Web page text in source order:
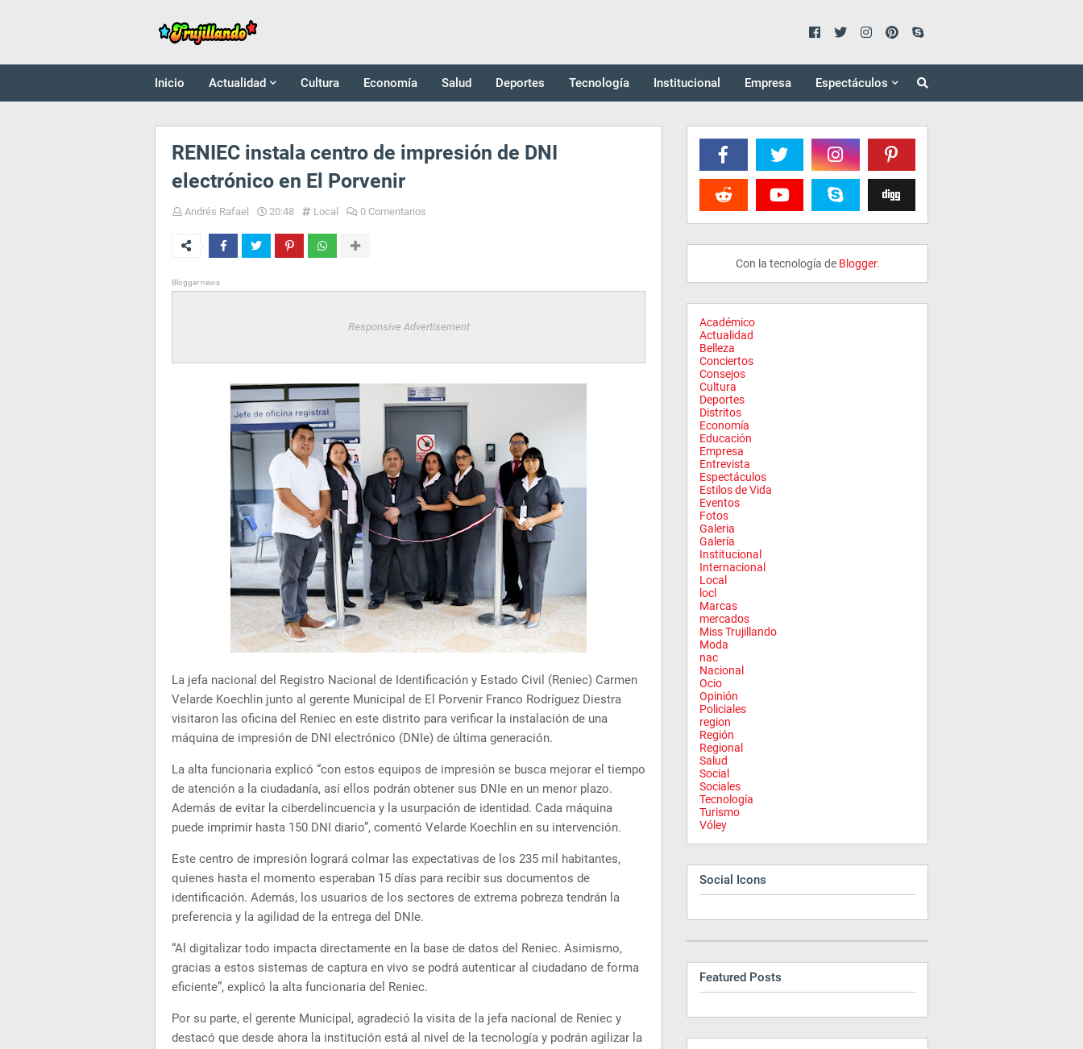
Inicio Actualidad Cultura Economía Salud Deportes Tecnología Institucional Empresa Espectáculos
RENIEC instala centro de impresión de DNI
electrónico en El Porvenir
Andrés Rafael 20:48 Local 0 Comentarios
Blogger news
Responsive Advertisement
La jefa nacional del Registro Nacional de Identificación y Estado Civil (Reniec) Carmen
Velarde Koechlin junto al gerente Municipal de El Porvenir Franco Rodríguez Diestra
visitaron las oficina del Reniec en este distrito para verificar la instalación de una
máquina de impresión de DNI electrónico (DNIe) de última generación.
La alta funcionaria explicó “con estos equipos de impresión se busca mejorar el tiempo
de atención a la ciudadanía, así ellos podrán obtener sus DNIe en un menor plazo.
Además de evitar la ciberdelincuencia y la usurpación de identidad. Cada máquina
puede imprimir hasta 150 DNI diario”, comentó Velarde Koechlin en su intervención.
Este centro de impresión logrará colmar las expectativas de los 235 mil habitantes,
quienes hasta el momento esperaban 15 días para recibir sus documentos de
identificación. Además, los usuarios de los sectores de extrema pobreza tendrán la
preferencia y la agilidad de la entrega del DNIe.
“Al digitalizar todo impacta directamente en la base de datos del Reniec. Asimismo,
gracias a estos sistemas de captura en vivo se podrá autenticar al ciudadano de forma
eficiente”, explicó la alta funcionaria del Reniec.
Por su parte, el gerente Municipal, agradeció la visita de la jefa nacional de Reniec y
destacó que desde ahora la institución está al nivel de la tecnología y podrán agilizar la
Con la tecnología de Blogger.
Académico
Actualidad
Belleza
Conciertos
Consejos
Cultura
Deportes
Distritos
Economía
Educación
Empresa
Entrevista
Espectáculos
Estilos de Vida
Eventos
Fotos
Galeria
Galería
Institucional
Internacional
Local
locl
Marcas
mercados
Miss Trujillando
Moda
nac
Nacional
Ocio
Opinión
Policiales
region
Región
Regional
Salud
Social
Sociales
Tecnología
Turismo
Vóley
Social Icons
Featured Posts